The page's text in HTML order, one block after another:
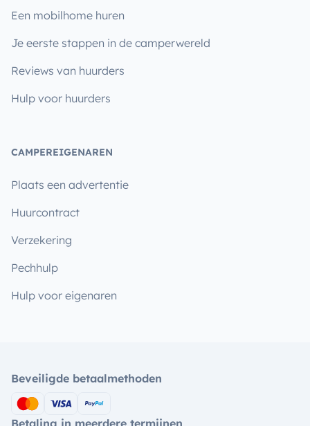
Een mobilhome huren
Je eerste stappen in de camperwereld
Reviews van huurders
Hulp voor huurders
CAMPEREIGENAREN
Plaats een advertentie
Huurcontract
Verzekering
Pechhulp
Hulp voor eigenaren
Beveiligde betaalmethoden
Betaling in meerdere termijnen